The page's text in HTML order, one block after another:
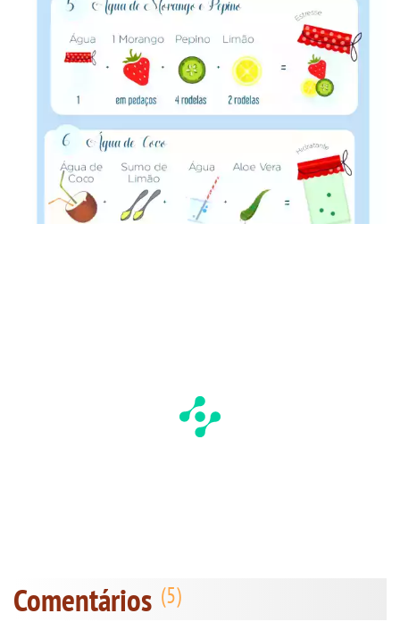
Comentários